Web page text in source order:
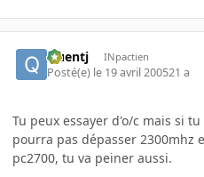
Quentj INpactien
Posté(e) le 19 avril 200521 a
Tu peux essayer d'o/c mais si
pourra pas dépasser 2300mhz
pc2700, tu va peiner aussi.